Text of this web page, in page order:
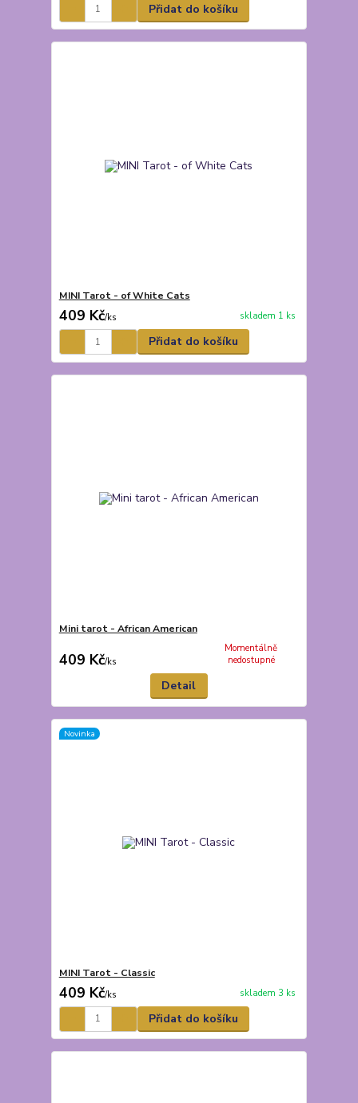
Přidat do košíku
MINI Tarot - of White Cats
409 Kč/ks skladem 1 ks
Přidat do košíku
Mini tarot - African American
409 Kč/ks
Momentálně
nedostupné
Detail
Novinka
MINI Tarot - Classic
409 Kč/ks skladem 3 ks
Přidat do košíku